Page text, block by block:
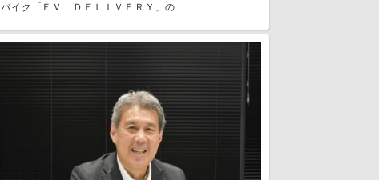
バイク「ＥＶ ＤＥＬＩＶＥＲＹ」の...